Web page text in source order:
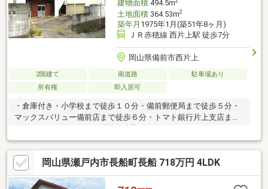
建物面積494.5m
土地面積364.53m2
築年月 1975年1月(築51年8ヶ月)
ＪＲ赤穂線 西片上駅 徒歩7分
岡山県備前市西片上
2階建て 南道路
駐車場あり
所有権
即入居可
・倉庫付き・小学校まで徒歩１０分・備前郵便局まで徒歩５分・
マックスバリュー備前店まで徒歩６分・トマト銀行片上支店まで
岡山県瀬戸内市長船町長船 718万円 4LDK